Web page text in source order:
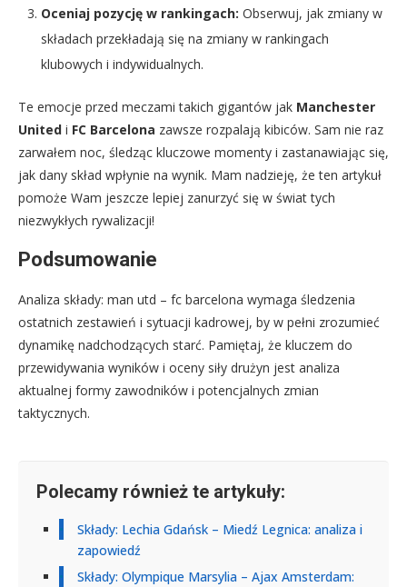
Oceniaj pozycję w rankingach: Obserwuj, jak zmiany w
składach przekładają się na zmiany w rankingach
klubowych i indywidualnych.
Te emocje przed meczami takich gigantów jak Manchester
United i FC Barcelona zawsze rozpalają kibiców. Sam nie raz
zarwałem noc, śledząc kluczowe momenty i zastanawiając się,
jak dany skład wpłynie na wynik. Mam nadzieję, że ten artykuł
pomoże Wam jeszcze lepiej zanurzyć się w świat tych
niezwykłych rywalizacji!
Podsumowanie
Analiza składy: man utd – fc barcelona wymaga śledzenia
ostatnich zestawień i sytuacji kadrowej, by w pełni zrozumieć
dynamikę nadchodzących starć. Pamiętaj, że kluczem do
przewidywania wyników i oceny siły drużyn jest analiza
aktualnej formy zawodników i potencjalnych zmian
taktycznych.
Polecamy również te artykuły:
Składy: Lechia Gdańsk – Miedź Legnica: analiza i
zapowiedź
Składy: Olympique Marsylia – Ajax Amsterdam: